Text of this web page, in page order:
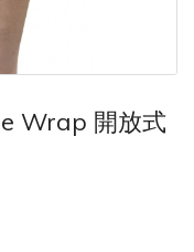
Wrap 開放式